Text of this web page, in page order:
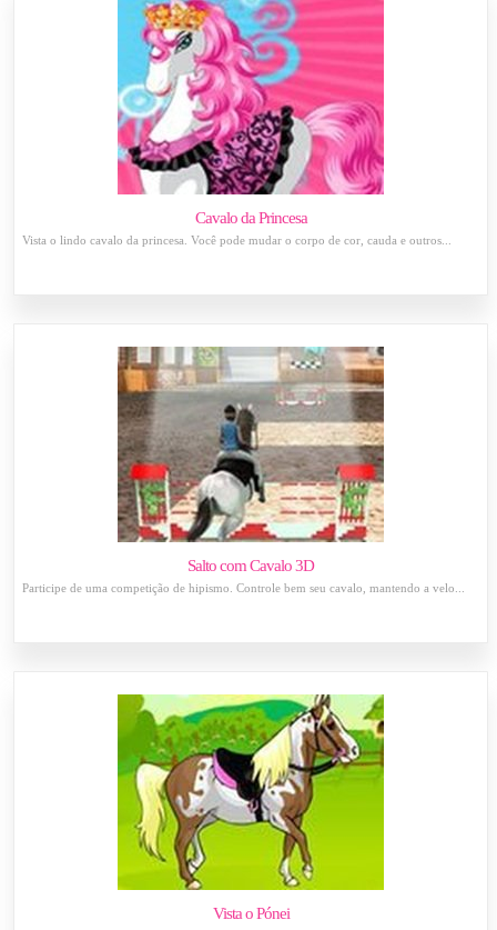
Cavalo da Princesa
Vista o lindo cavalo da princesa. Você pode mudar o corpo de cor, cauda e outros...
Salto com Cavalo 3D
Participe de uma competição de hipismo. Controle bem seu cavalo, mantendo a velo...
Vista o Pónei